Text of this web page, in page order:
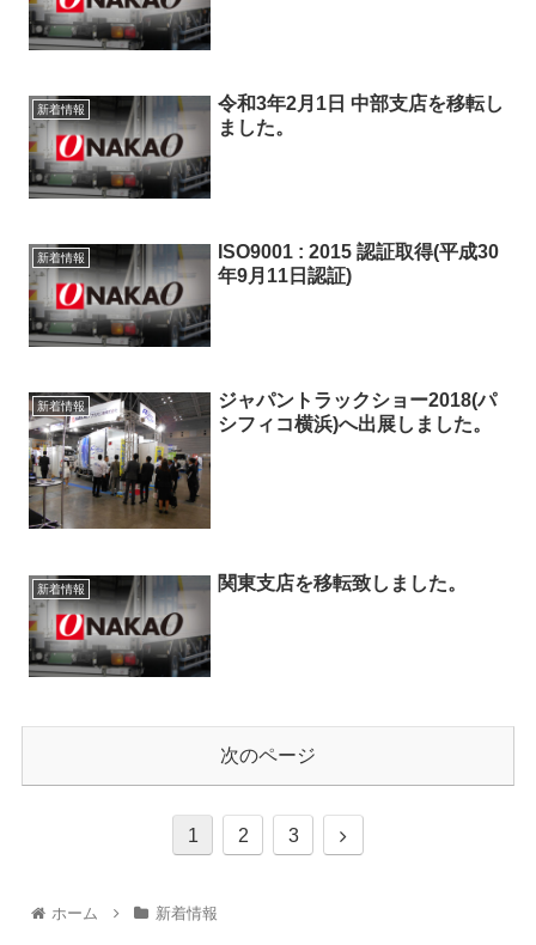
新着情報
令和3年2月1日 中部支店を移転し
ました。
新着情報
ISO9001 : 2015 認証取得(平成30
年9月11日認証)
新着情報
ジャパントラックショー2018(パ
シフィコ横浜)へ出展しました。
新着情報 関東支店を移転致しました。
次のページ
1 2 3
ホーム 新着情報